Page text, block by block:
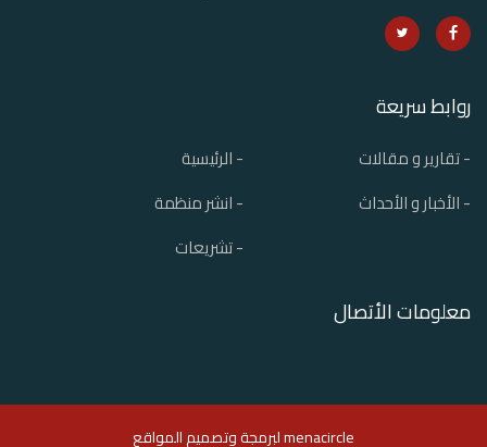
روابط سريعة
- الرئيسية
- تقارير و مقالات
- انشر منظمة
- الأخبار و الأحداث
- تشريعات
معلومات الأتصال
menacircle ل برمجة وتصميم المواقع